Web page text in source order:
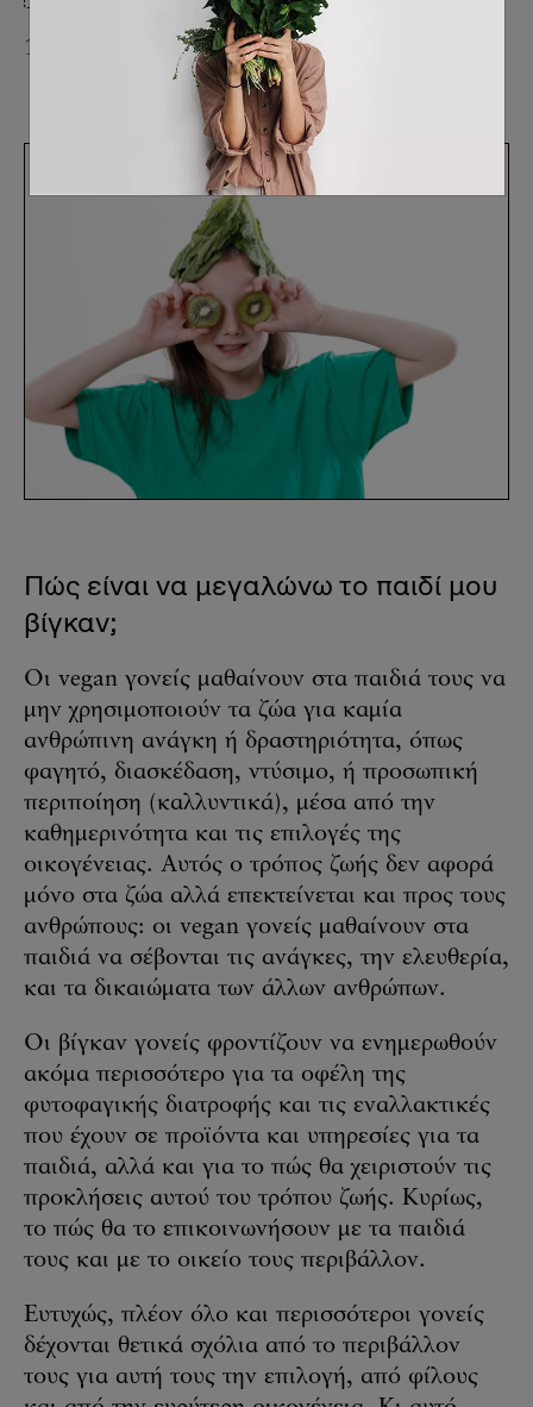
16/03/2022
Πώς είναι να μεγαλώνω το παιδί μου
βίγκαν;
Οι vegan γονείς μαθαίνουν στα παιδιά τους να
μην χρησιμοποιούν τα ζώα για καμία
ανθρώπινη ανάγκη ή δραστηριότητα, όπως
φαγητό, διασκέδαση, ντύσιμο, ή προσωπική
περιποίηση (καλλυντικά), μέσα από την
καθημερινότητα και τις επιλογές της
οικογένειας. Αυτός ο τρόπος ζωής δεν αφορά
μόνο στα ζώα αλλά επεκτείνεται και προς τους
ανθρώπους: οι vegan γονείς μαθαίνουν στα
παιδιά να σέβονται τις ανάγκες, την ελευθερία,
και τα δικαιώματα των άλλων ανθρώπων.
Οι βίγκαν γονείς φροντίζουν να ενημερωθούν
ακόμα περισσότερο για τα οφέλη της
φυτοφαγικής διατροφής και τις εναλλακτικές
που έχουν σε προϊόντα και υπηρεσίες για τα
παιδιά, αλλά και για το πώς θα χειριστούν τις
προκλήσεις αυτού του τρόπου ζωής. Κυρίως,
το πώς θα το επικοινωνήσουν με τα παιδιά
τους και με το οικείο τους περιβάλλον.
Ευτυχώς, πλέον όλο και περισσότεροι γονείς
δέχονται θετικά σχόλια από το περιβάλλον
τους για αυτή τους την επιλογή, από φίλους